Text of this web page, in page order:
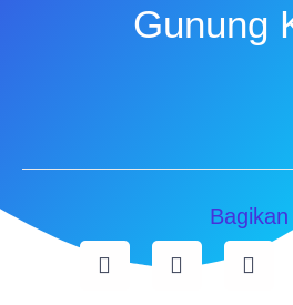
Gunung
Bagikan